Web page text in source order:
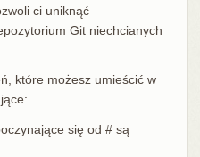
ci uniknąć
Git niechcianych
które możesz umieścić w
się od # są